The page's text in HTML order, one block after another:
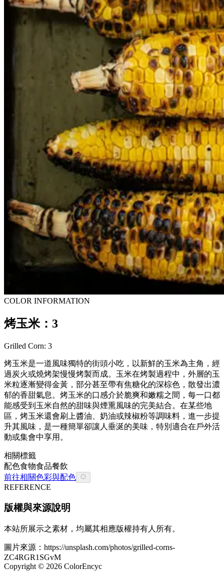
COLOR INFORMATION
烤玉米：3
Grilled Corn: 3
烤玉米是一道風味獨特的街頭小吃，以新鮮的玉米為主角，經
過炭火或燒烤架慢慢烤製而成。玉米在烤製過程中，外層的玉
米粒逐漸變得金黃，部分甚至帶有焦糖化的深棕色，散發出濃
郁的香甜氣息。烤玉米的口感介於脆爽和嫩糯之間，每一口都
能感受到玉米自然的甜味與煙熏風味的完美結合。在某些地
區，烤玉米還會刷上醬油、奶油或辣椒粉等調味料，進一步提
升其風味，是一種簡單卻讓人垂涎的美味，特別適合在戶外活
動或集會中享用。
相關標籤
配色食物食品餐飲
前往相關色彩與配色
REFERENCE
版權與來源說明
本站所展示之素材，均屬其相應版權持有人所有。
圖片來源： https://unsplash.com/photos/grilled-corns-
ZC4RGR1SGvM
Copyright © 2026 ColorEncyc